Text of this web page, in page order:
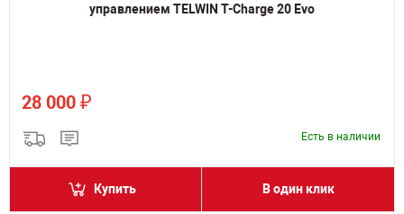
управлением TELWIN T-Charge 20 Evo
28 000 ₽
Есть в наличии
Купить В один клик